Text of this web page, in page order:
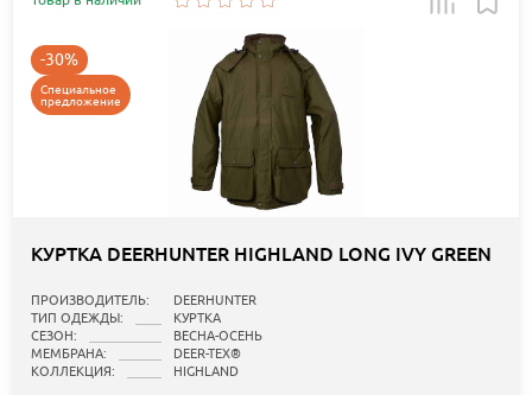
-30%
Специальное
предложение
КУРТКА DEERHUNTER HIGHLAND LONG IVY GREEN
ПРОИЗВОДИТЕЛЬ:
DEERHUNTER
ТИП ОДЕЖДЫ:
КУРТКА
СЕЗОН:
ВЕСНА-ОСЕНЬ
МЕМБРАНА:
DEER-TEX®
КОЛЛЕКЦИЯ:
HIGHLAND